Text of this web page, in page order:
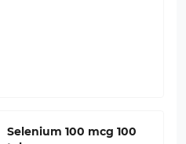
Selenium 100 mcg 100